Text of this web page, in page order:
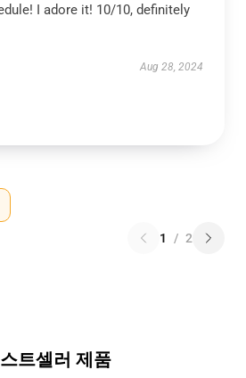
I adore it! 10/10, definitely
Aug 28, 2024
1 / 2
트셀러 제품